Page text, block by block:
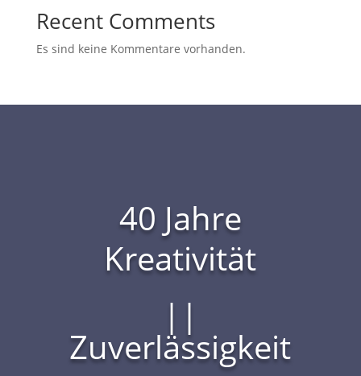
Recent Comments
Es sind keine Kommentare vorhanden.
40 Jahre
Kreativität
||
Zuverlässigkeit